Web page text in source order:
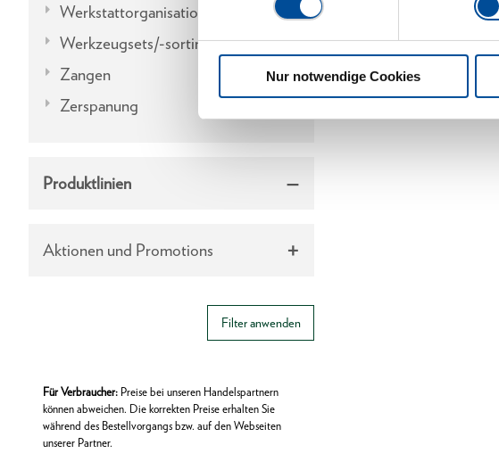
Nur notwendige Cookies
Werkstattorganisation
Werkzeugsets/-sortimente
Zangen
Zerspanung
Produktlinien
Aktionen und Promotions
Filter anwenden
Für Verbraucher: Preise bei unseren Handelspartnern
können abweichen. Die korrekten Preise erhalten Sie
während des Bestellvorgangs bzw. auf den Webseiten
unserer Partner.